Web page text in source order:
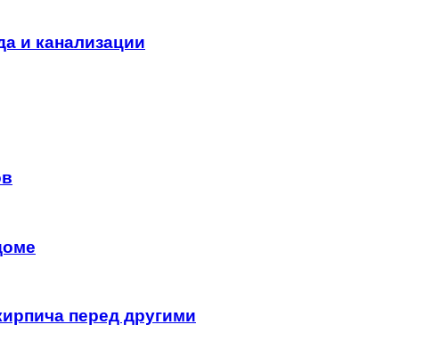
и канализации
перед другими